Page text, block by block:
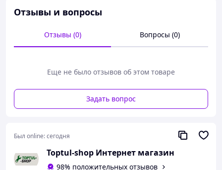
(синие краги) 120 пар Sigma (9443371)
предназначены
для защиты рук от воздействий масел, жиров,
Особенности:
Устойчивость к воздействию масел, жиров и
нефтепродуктов;
Отзывы и вопросы
Отзывы (0) Вопросы (0)
Еще не было отзывов об этом товаре
Задать вопрос
Был online:сегодня
Toptul-shop Интернет магазин
98% положительных отзывов